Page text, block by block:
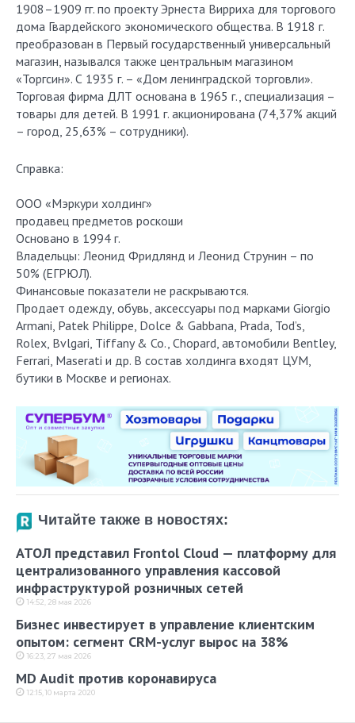
1908–1909 гг. по проекту Эрнеста Вирриха для торгового
дома Гвардейского экономического общества. В 1918 г.
преобразован в Первый государственный универсальный
магазин, назывался также центральным магазином
«Торгсин». С 1935 г. – «Дом ленинградской торговли».
Торговая фирма ДЛТ основана в 1965 г., специализация –
товары для детей. В 1991 г. акционирована (74,37% акций
– город, 25,63% – сотрудники).
Справка:
ООО «Мэркури холдинг»
продавец предметов роскоши
Основано в 1994 г.
Владельцы: Леонид Фридлянд и Леонид Струнин – по
50% (ЕГРЮЛ).
Финансовые показатели не раскрываются.
Продает одежду, обувь, аксессуары под марками Giorgio
Armani, Patek Philippe, Dolce & Gabbana, Prada, Tod’s,
Rolex, Bvlgari, Tiffany & Co., Chopard, автомобили Bentley,
Ferrari, Maserati и др. В состав холдинга входят ЦУМ,
бутики в Москве и регионах.
Читайте также в новостях:
АТОЛ представил Frontol Cloud — платформу для
централизованного управления кассовой
инфраструктурой розничных сетей
14:52, 28 мая 2026
Бизнес инвестирует в управление клиентским
опытом: сегмент CRM-услуг вырос на 38%
16:23, 27 мая 2026
MD Audit против коронавируса
12:15, 10 марта 2020